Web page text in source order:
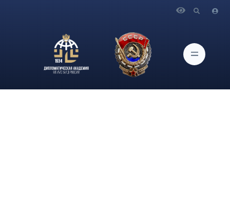
горжусь» Дипломатической академии МИД России с
коллективом Ансамбля песни и пляски Российской армии
имени А.В. Александрова